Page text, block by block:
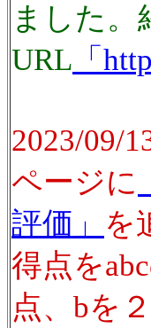
ました。
URL 「
2023/09/
ページに
評価」
を
得点を
点、bを